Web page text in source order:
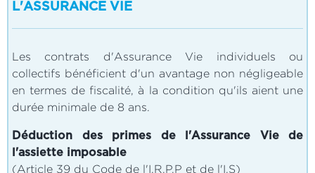
L'ASSURANCE VIE
Les contrats d'Assurance Vie individuels ou
collectifs bénéficient d'un avantage non négligeable
en termes de fiscalité, à la condition qu'ils aient une
durée minimale de 8 ans.
Déduction des primes de l'Assurance Vie de
l'assiette imposable
(Article 39 du Code de l'I.R.P.P et de l'I.S)